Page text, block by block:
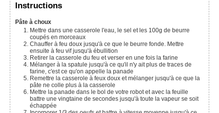
Instructions
Pâte à choux
Mettre dans une casserole l'eau, le sel et les 100g de beurre
coupés en morceaux
Chauffer à feu doux jusqu'à ce que le beurre fonde. Mettre
ensuite à feu vif jusqu'à ébullition
Retirer la casserole du feu et verser en une fois la farine
Mélanger à la spatule jusqu'à ce qu'il n'y ait plus de traces de
farine, c'est ce qu'on appelle la panade
Remettre la casserole à feux doux et mélanger jusqu'à ce que la
pâte ne colle plus à la casserole
Mettre la panade dans le bol de votre robot et avec la feuille
battre une vingtaine de secondes jusqu'à toute la vapeur se soit
échappée